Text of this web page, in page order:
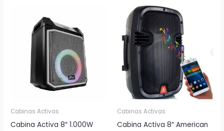
Cabinas Activas
Cabina Activa 8″ 1.000W
Cabinas Activas
Cabina Activa 8″ American